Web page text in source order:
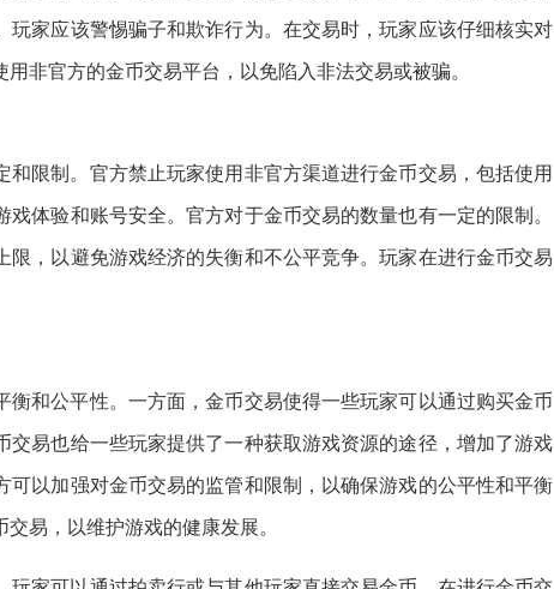
家应该警惕骗子和欺诈行为。在交易时，玩家应该仔细核实对
非官方的金币交易平台，以免陷入非法交易或被骗。
限制。官方禁止玩家使用非官方渠道进行金币交易，包括使用
体验和账号安全。官方对于金币交易的数量也有一定的限制。
，以避免游戏经济的失衡和不公平竞争。玩家在进行金币交易
和公平性。一方面，金币交易使得一些玩家可以通过购买金币
易也给一些玩家提供了一种获取游戏资源的途径，增加了游戏
以加强对金币交易的监管和限制，以确保游戏的公平性和平衡
易，以维护游戏的健康发展。